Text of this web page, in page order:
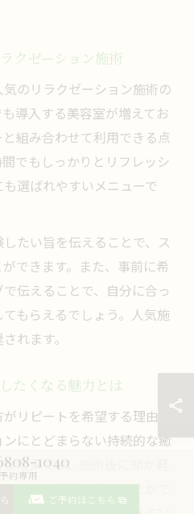
クゼーション施術
のリラクゼーション施術の
導入する美容室が増えてお
組み合わせて利用できる点
でもしっかりとリフレッシ
選ばれやすいメニューで
たい旨を伝えることで、ス
できます。また、事前に希
伝えることで、自分に合っ
もらえるでしょう。人気施
れます。
たくなる魅力とは
リピートを希望する理由
にとどまらない持続的な癒
効果です。施術後に頭が軽
ような感覚を得ることがで
1040
約専用
ご予約はこちら